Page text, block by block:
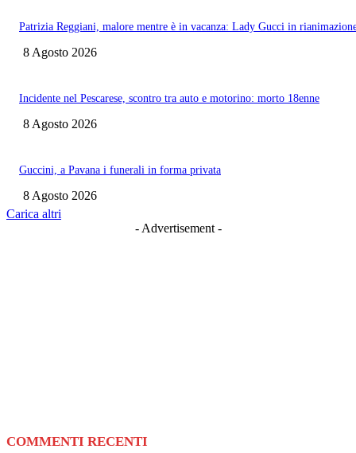
Patrizia Reggiani, malore mentre è in vacanza: Lady Gucci in
8 Agosto 2026
Incidente nel Pescarese, scontro tra auto e motorino: morto 18enne
8 Agosto 2026
Guccini, a Pavana i funerali in forma privata
8 Agosto 2026
Carica altri
- Advertisement -
COMMENTI RECENTI